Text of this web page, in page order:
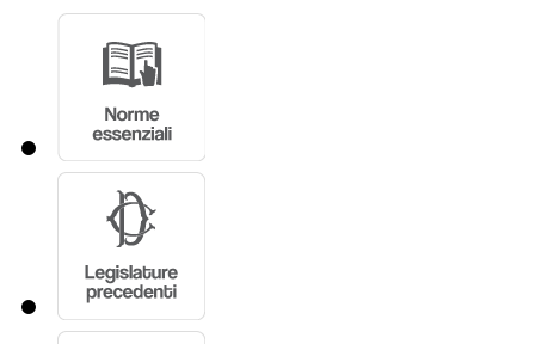
Giornata di
Visitare Montecitorio
Visita virtuale